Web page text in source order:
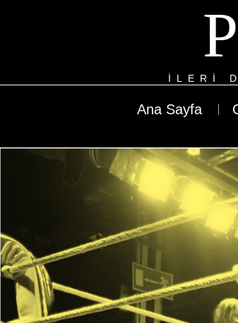
ILERI
Ana Sayfa